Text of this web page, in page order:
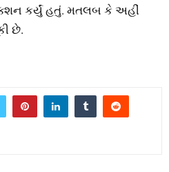
કર્યું હતું. મતલબ કે અહીં
છે.